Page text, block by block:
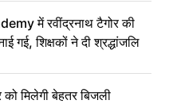
में रवींद्रनाथ टैगोर की
गई, शिक्षकों ने दी श्रद्धांजलि
मिलेगी बेहतर बिजली